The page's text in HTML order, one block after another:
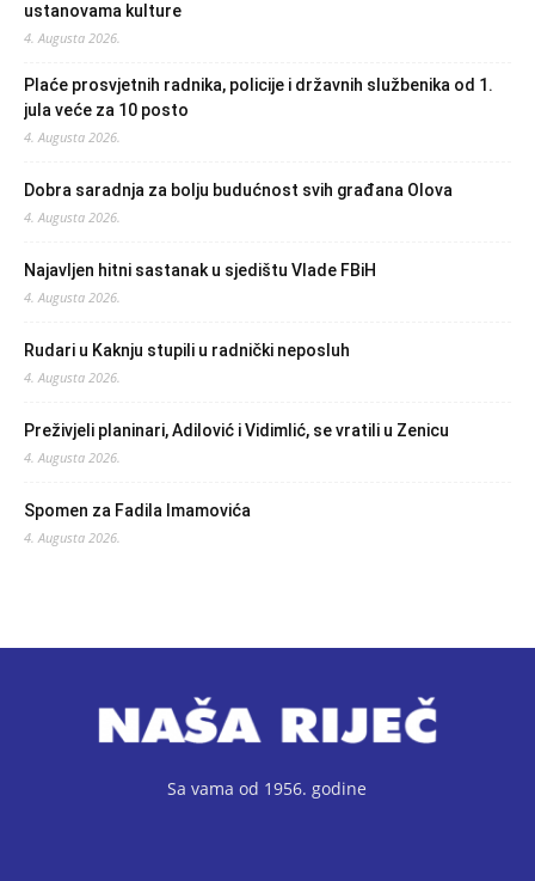
ustanovama kulture
4. Augusta 2026.
Plaće prosvjetnih radnika, policije i državnih službenika od 1.
jula veće za 10 posto
4. Augusta 2026.
Dobra saradnja za bolju budućnost svih građana Olova
4. Augusta 2026.
Najavljen hitni sastanak u sjedištu Vlade FBiH
4. Augusta 2026.
Rudari u Kaknju stupili u radnički neposluh
4. Augusta 2026.
Preživjeli planinari, Adilović i Vidimlić, se vratili u Zenicu
4. Augusta 2026.
Spomen za Fadila Imamovića
4. Augusta 2026.
Sa vama od 1956. godine